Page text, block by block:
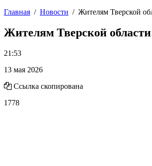
Главная
Новости Жителям Тверской
Жителям Тверской
21:53
13 мая 2026
Ссылка скопирована
1778